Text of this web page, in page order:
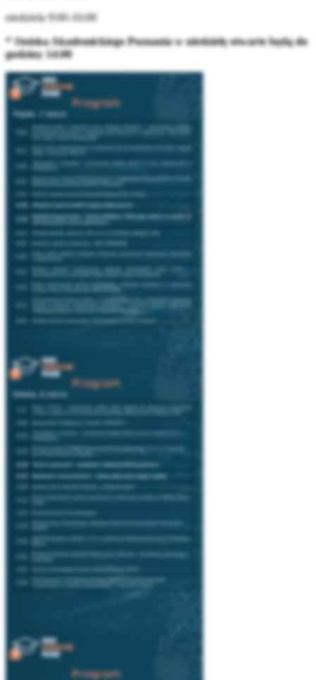
niedziela 9:00-16:00
* Stoiska Akademickiego Poznania w niedzielę otwarte będą do
godziny 14:00